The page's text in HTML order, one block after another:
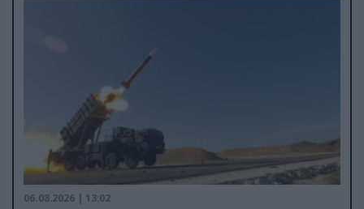
06.08.2026 | 13:02